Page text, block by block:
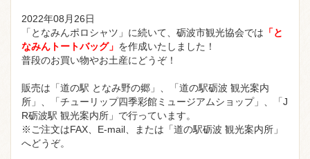
2022年08月26日
「となみんポロシャツ」に続いて、砺波市観光協会では 「と
なみんトートバッグ」 を作成いたしました！
普段のお買い物やお土産にどうぞ！
販売は「道の駅 となみ野の郷」、「道の駅砺波 観光案内
所」、「チューリップ四季彩館ミュージアムショップ」、「J
R砺波駅 観光案内所」で行っています。
※ご注文はFAX、E-mail、または「道の駅砺波 観光案内所」
へどうぞ。